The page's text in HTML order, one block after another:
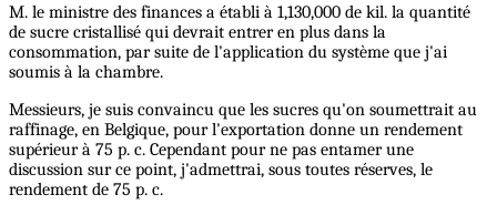
M. le ministre des finances a établi à 1,130,000 de kil. la quantité
de sucre cristallisé qui devrait entrer en plus dans la
consommation, par suite de l'application du système que j'ai
soumis à la chambre.
Messieurs, je suis convaincu que les sucres qu'on soumettrait au
raffinage, en Belgique, pour l'exportation donne un rendement
supérieur à 75 p. c. Cependant pour ne pas entamer une
discussion sur ce point, j'admettrai, sous toutes réserves, le
rendement de 75 p. c.